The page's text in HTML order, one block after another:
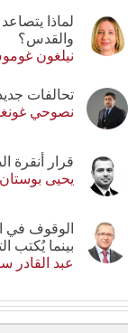
لماذا
والقدس؟
نيلغون
تحالفات
نصوحي
قرار أنقرة
يحيى بوستان
الوقوف في
بينما يُكتب
عبد القادر